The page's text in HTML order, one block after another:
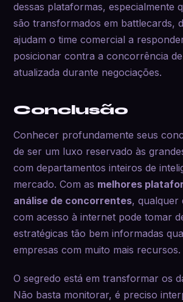
dessas plataformas, especialmente
são transformados em battlecards,
ajudam o time comercial a
posicionar contra a concorrência
atualizada durante negociações.
Conclusão
Conhecer profundamente seus
de ser um luxo reservado às
com departamentos inteiros de
mercado. Com as melhores
análise de concorrentes, qualquer
com acesso à internet pode tomar
estratégicas tão bem informadas
empresas com muito mais recursos.
O segredo está em transformar os
Não basta monitorar, é preciso